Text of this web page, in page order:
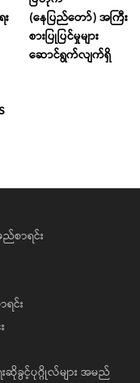
(နေပြည်တော်) အကြီး
စားပြုပြင်မှုများ
ဆောင်ရွက်လျက်ရှိ
စာရင်း
ရင်း
ဆိုခွင့်ပုဂ္ဂိုလ်များ အမည်